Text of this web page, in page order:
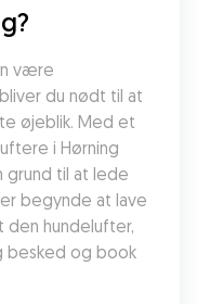
være
du nødt til at
øjeblik. Med et
i Hørning
grund til at lede
begynde at lave
hundelufter,
besked og book